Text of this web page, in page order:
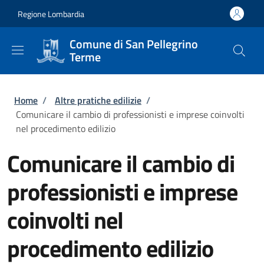
Regione Lombardia
Comune di San Pellegrino
Terme
Briciole di pane
Home / Altre pratiche edilizie /
Comunicare il cambio di professionisti e imprese coinvolti
nel procedimento edilizio
Comunicare il cambio di
professionisti e imprese
coinvolti nel
procedimento edilizio